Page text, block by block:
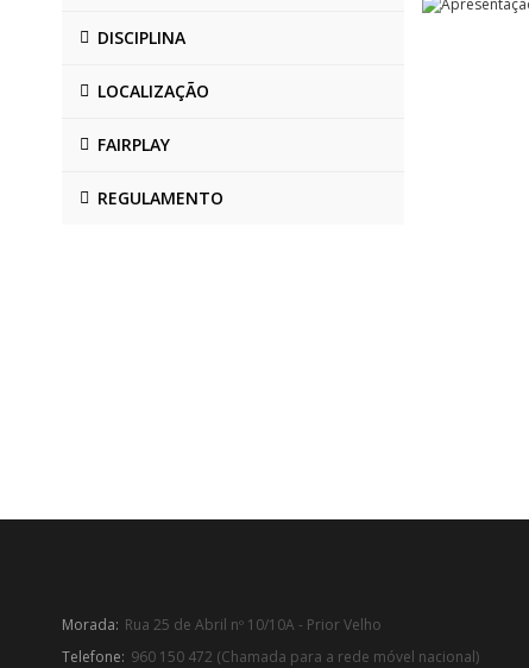
DISCIPLINA
LOCALIZAÇÃO
FAIRPLAY
REGULAMENTO
Morada: Rua 25 de Abril nº 10/10A - Prior Velho
Telefone: 960 150 472 (Chamada para a rede móvel nacional)